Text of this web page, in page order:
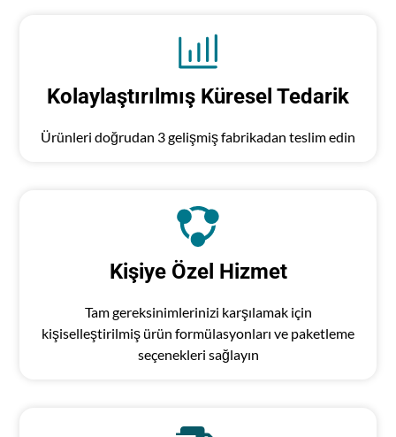
Kolaylaştırılmış Küresel Tedarik
Ürünleri doğrudan 3 gelişmiş fabrikadan teslim edin
Kişiye Özel Hizmet
Tam gereksinimlerinizi karşılamak için
kişiselleştirilmiş ürün formülasyonları ve paketleme
seçenekleri sağlayın